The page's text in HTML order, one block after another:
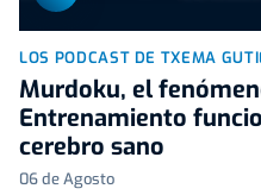
LOS PODCAST DE TXEMA
Murdoku, el
Entrenamiento
cerebro sano
06 de Agosto